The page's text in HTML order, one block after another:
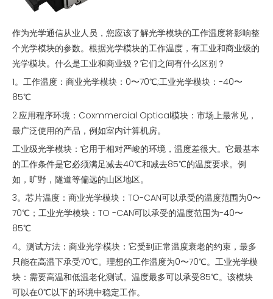
作为光学通信从业人员，您应该了解光学模块的工作温度将影响整
个光学模块的参数。根据光学模块的工作温度，有工业和商业级的
光学模块。什么是工业和商业级？它们之间有什么区别？
1。工作温度：商业光学模块：0〜70℃;工业光学模块：-40〜
85℃
2.应用程序环境：Coxmmercial Optical模块：市场上最常见，
最广泛使用的产品，例如室内计算机房。
工业级光学模块：它用于相对严峻的环境，温度差很大。它最基本
的工作条件是它必须满足减去40℃和减去85℃的温度要求。例
如，旷野，隧道等偏远的山区地区。
3。芯片温度：商业光学模块：TO-CAN可以承受的温度范围为0〜
70℃；工业光学模块：TO -CAN可以承受的温度范围为-40〜
85℃
4。测试方法：商业光学模块：它受到正常温度衰老的约束，最多
只能在高温下承受70℃。理想的工作温度为0〜70℃。工业光学模
块：需要高温和低温老化测试。温度最多可以承受85℃。该模块
可以在0℃以下的环境中稳定工作。